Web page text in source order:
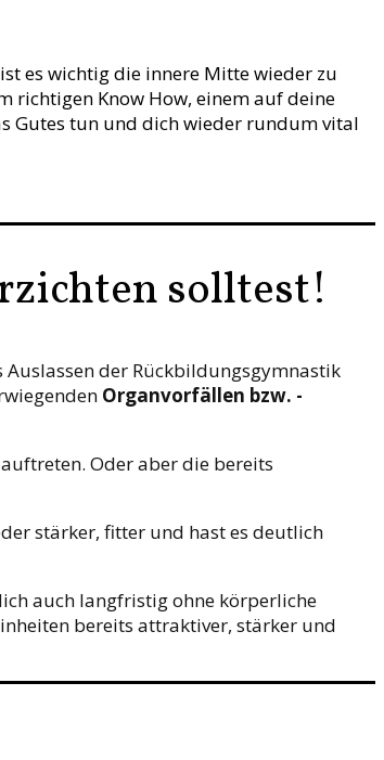
es wichtig die innere Mitte wieder zu
richtigen Know How, einem auf deine
Gutes tun und dich wieder rundum vital
solltest!
der Rückbildungsgymnastik
Organvorfällen bzw. -
Oder aber die bereits
stärker, fitter und hast es deutlich
auch langfristig ohne körperliche
bereits attraktiver, stärker und